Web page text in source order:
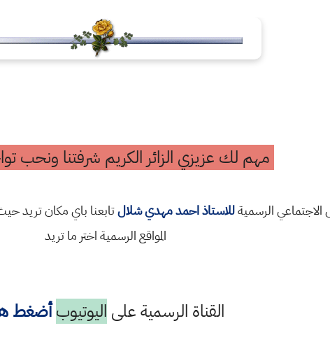
مهم لك عزيزي الزائر الكريم شرفتنا ونحب
الاجتماعي الرسميةللاستاذ احمد مهدي شلالتابعنا باي مكان تريد
المواقع الرسمية اختر ما تريد
القناة الرسمية على اليوتيوب أضغط